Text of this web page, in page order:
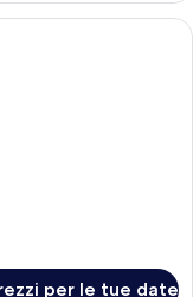
d'albergo con due letti,
per le tue date